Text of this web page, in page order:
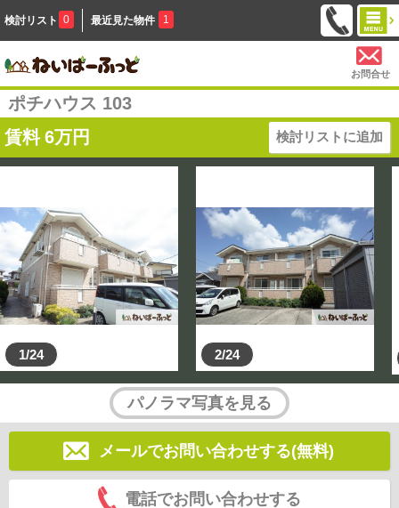
検討リスト 0 最近見た物件 1
お問合せ
ポチハウス 103
賃料 6万円 検討リストに追加
1/24 2/24
パノラマ写真を見る
メールでお問い合わせする(無料)
電話でお問い合わせする